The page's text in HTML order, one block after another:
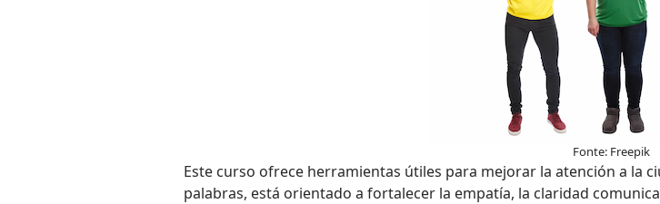
Fonte: Freepik
Este curso ofrece herramientas útiles para mejorar la atención a la
palabras, está orientado a fortalecer la empatía, la claridad